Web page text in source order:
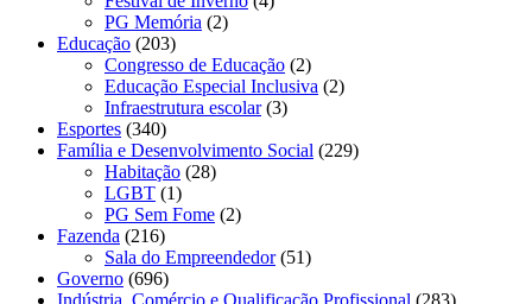
PG Memória (2)
Educação (203)
Congresso de Educação (2)
Educação Especial Inclusiva (2)
Infraestrutura escolar(3)
Esportes (340)
Família e Desenvolvimento Social (229)
Habitação (28)
LGBT (1)
PG Sem Fome (2)
Fazenda (216)
Sala do Empreendedor(51)
Governo (696)